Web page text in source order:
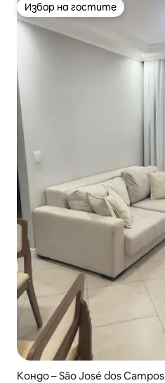
Избор на гостите
Избор на гостите
Кондо – São José dos Campos